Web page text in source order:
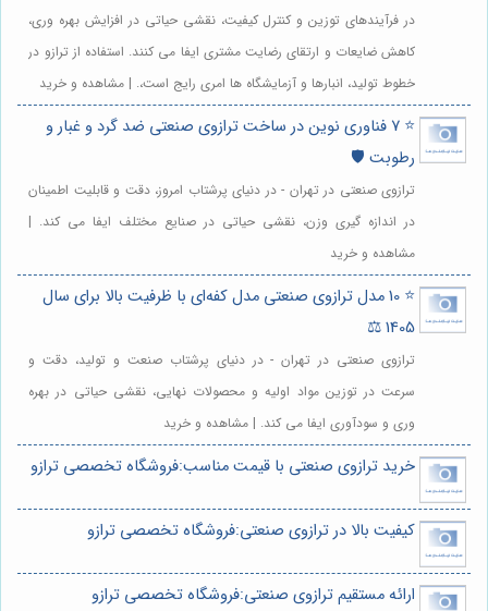
در فرآیندهای توزین و کنترل کیفیت، نقشی حیاتی در افزایش بهره وری،
کاهش ضایعات و ارتقای رضایت مشتری ایفا می کنند. استفاده از ترازو در
خطوط تولید، انبارها و آزمایشگاه ها امری رایج است،. | مشاهده و خرید
⭐️ 7 فناوری نوین در ساخت ترازوی صنعتی ضد گرد و غبار و
رطوبت 🛡️
ترازوی صنعتی در تهران - در دنیای پرشتاب امروز، دقت و قابلیت اطمینان
در اندازه گیری وزن، نقشی حیاتی در صنایع مختلف ایفا می کند. |
مشاهده و خرید
⭐️ 10 مدل ترازوی صنعتی مدل کفه‌ای با ظرفیت بالا برای سال
1405 ⚖️
ترازوی صنعتی در تهران - در دنیای پرشتاب صنعت و تولید، دقت و
سرعت در توزین مواد اولیه و محصولات نهایی، نقشی حیاتی در بهره
وری و سودآوری ایفا می کند. | مشاهده و خرید
خرید ترازوی صنعتی با قیمت مناسب:فروشگاه تخصصی ترازو
کیفیت بالا در ترازوی صنعتی:فروشگاه تخصصی ترازو
ارائه مستقیم ترازوی صنعتی:فروشگاه تخصصی ترازو